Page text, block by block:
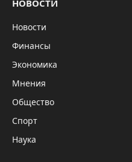
НОВОСТИ
Новости
Финансы
Экономика
Мнения
Общество
Спорт
Наука